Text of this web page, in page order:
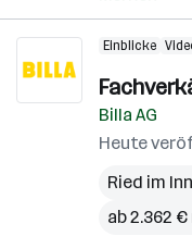
Einblicke
Billa AG
Heute
Ried im
ab 2.362